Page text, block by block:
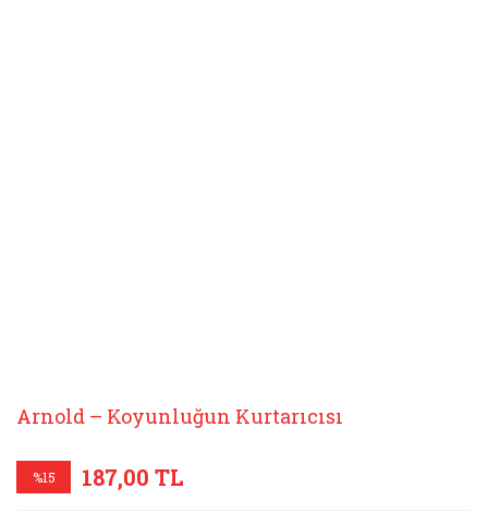
Arnold – Koyunluğun Kurtarıcısı
%15 187,00 TL